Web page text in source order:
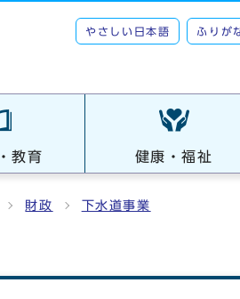
やさしい日本語 ふりが
教育 健康・福祉
財政 下水道事業